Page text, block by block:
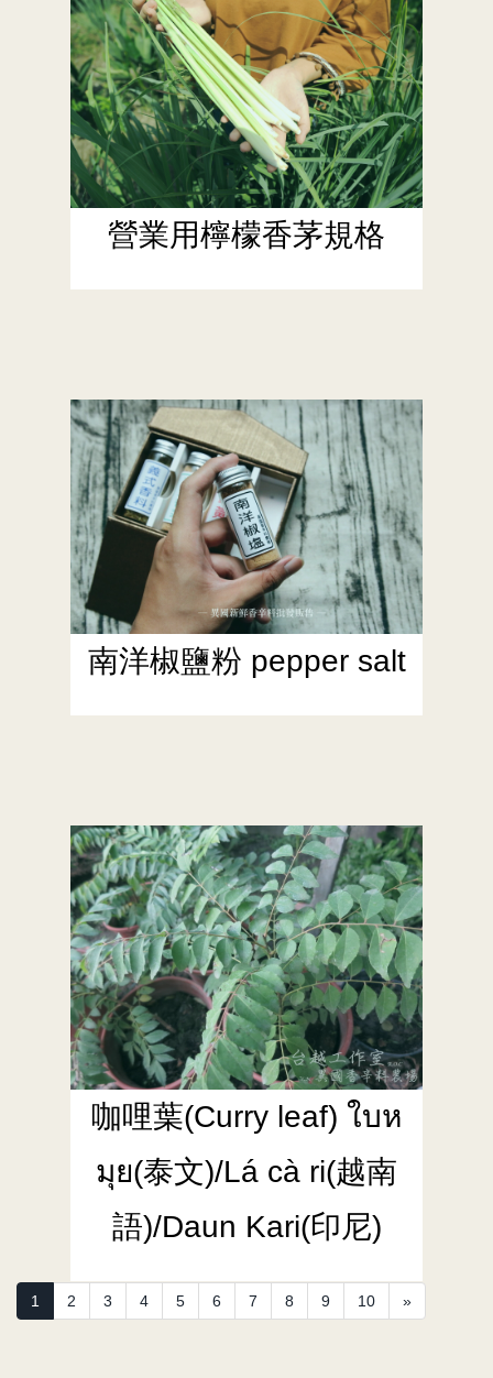
營業用檸檬香茅規格
南洋椒鹽粉 pepper salt
咖哩葉(Curry leaf) ใบห
มุย(泰文)/Lá cà ri(越南
語)/Daun Kari(印尼)
1 (current)
2 3 4 5 6 7 8 9 10 »